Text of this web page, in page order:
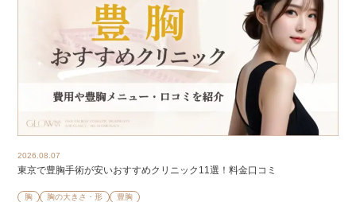
2026.08.07
東京で豊胸手術が安いおすすめクリニック11選！料金口コミ
胸 胸の大きさ・形 豊胸